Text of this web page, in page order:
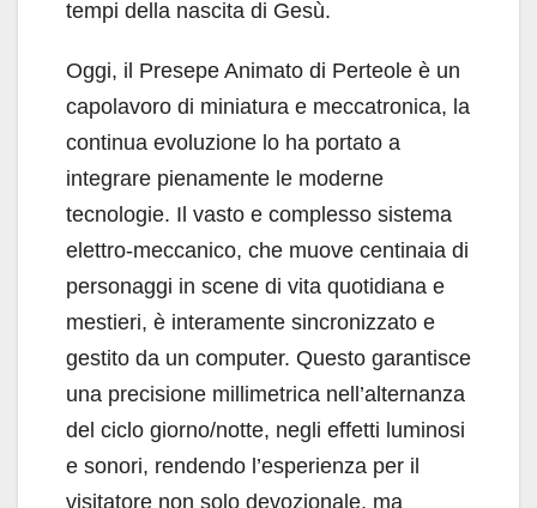
tempi della nascita di Gesù.
Oggi, il Presepe Animato di Perteole è un
capolavoro di miniatura e meccatronica, la
continua evoluzione lo ha portato a
integrare pienamente le moderne
tecnologie. Il vasto e complesso sistema
elettro-meccanico, che muove centinaia di
personaggi in scene di vita quotidiana e
mestieri, è interamente sincronizzato e
gestito da un computer. Questo garantisce
una precisione millimetrica nell’alternanza
del ciclo giorno/notte, negli effetti luminosi
e sonori, rendendo l’esperienza per il
visitatore non solo devozionale, ma